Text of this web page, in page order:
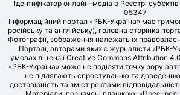
Ідентифікатор онлайн-медіа в Реєстрі
05347
Інформаційний портал «РБК-Україна» має
російську та англійську), головна сторінка
Фотографії, зображення належать їх
Порталі, авторами яких є журналісти «РБК-
умовах ліцензії Creative Commons Attribution
«РБК-Україна» може не поділяти точку зору
не підлягають спростуванню та доведенню
достовірність та зміст реклами